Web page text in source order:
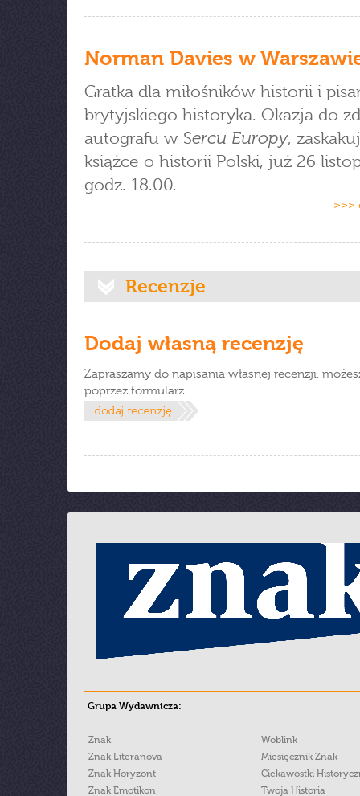
Norman Davies w
Gratka dla miłośników historii i
brytyjskiego historyka. Okazja do
autografu w Sercu Europy,
książce o historii Polski, już 26
godz. 18.00.
>>>
Recenzje
Dodaj własną recenzję
Zapraszamy do napisania własnej recenzji,
poprzez formularz.
Grupa Wydawnicza:
Znak
Znak Literanova
Znak Horyzont
Znak Emotikon
Woblink
Miesięcznik Znak
Ciekawostki
Twoja Historia